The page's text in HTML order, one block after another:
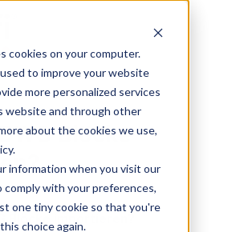
cookies on your computer.
to improve your website
more personalized services
website and through other
about the cookies we use,
information when you visit our
comply with your preferences,
one tiny cookie so that you're
choice again.
Blöcke
Blöcke importieren?